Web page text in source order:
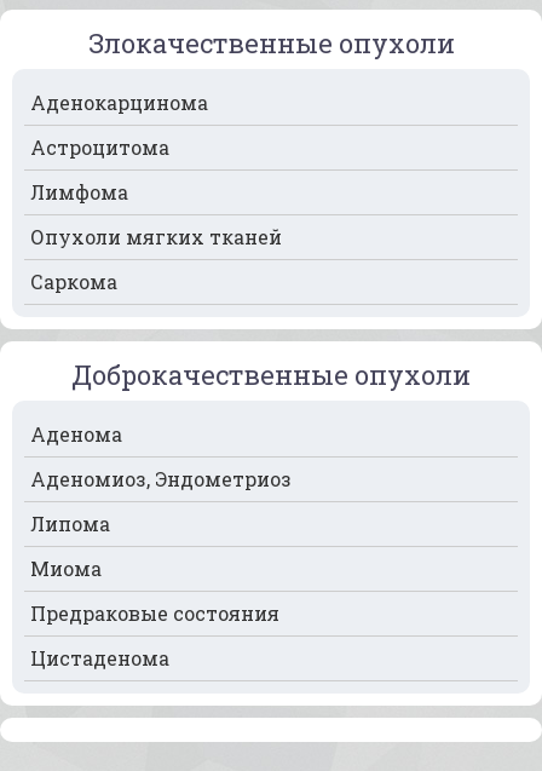
Рак кости
Рак крови
Рак легких
Рак лимфоузлов
Рак молочной железы
Рак мочевого пузыря
Рак носа
Рак печени
Рак пищевода
Рак поджелудочной железы
Рак предстательной железы
Рак почек
Рак селезёнки
Рак сердца
Рак спинного мозга
Рак шейки матки
Злокачественные опухоли
Аденокарцинома
Астроцитома
Лимфома
Опухоли мягких тканей
Саркома
Доброкачественные опухоли
Аденома
Аденомиоз, Эндометриоз
Липома
Миома
Предраковые состояния
Цистаденома